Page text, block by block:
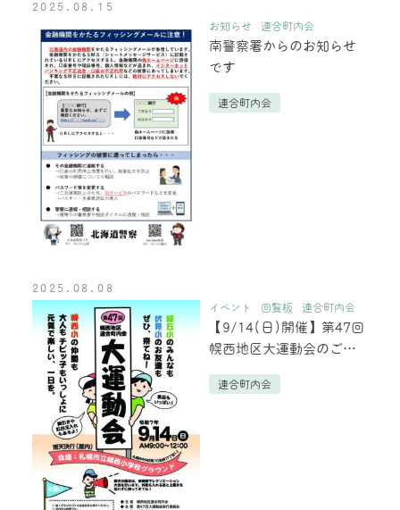
2025.08.15
お知らせ
連合町内会
南警察署からのお知らせ
です
連合町内会
2025.08.08
イベント
回覧板 連合町内会
【9/14(日)開催】第47回
幌西地区大運動会のご案
連合町内会